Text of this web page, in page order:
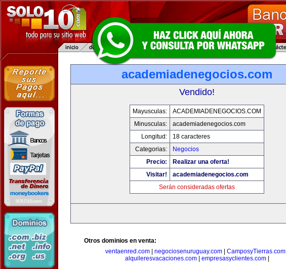
academiadenegocios.com
Vendido!
Mayusculas:
ACADEMIADENEGOCIOS.COM
Minusculas:
academiadenegocios.com
Longitud:
18 caracteres
Categorias:
Negocios
Precio:
Realizar una oferta!
Visitar!
academiadenegocios.com
Serán consideradas ofertas
Otros dominios en venta:
ventaenred.com
negociosenuruguay.com CamposyTierras.com
alquileresvacaciones.com| empresasyclientes.com|